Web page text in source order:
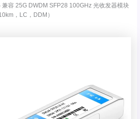
容 25G DWDM SFP28 100GHz 光收发器模块
，LC，DDM）